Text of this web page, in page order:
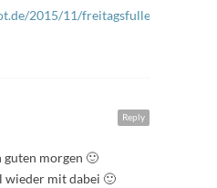
2015/11/freitagsfuller-
Reply
guten morgen 🙂
wieder mit dabei 🙂